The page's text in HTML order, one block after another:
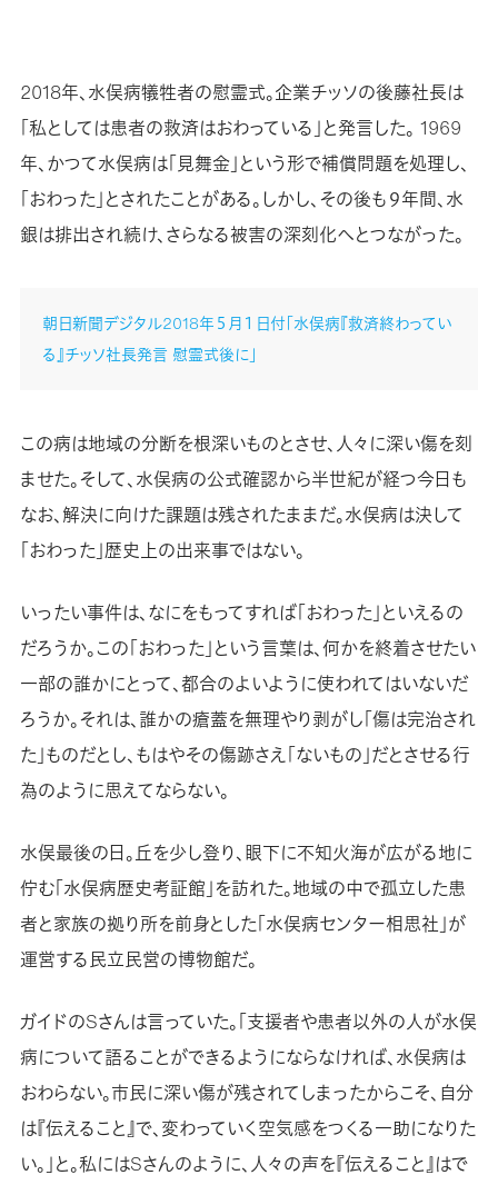
2018年、水俣病犠牲者の慰霊式。企業チッソの後藤社長は
「私としては患者の救済はおわっている」と発言した。 1969
年、かつて水俣病は「見舞金」という形で補償問題を処理し、
「おわった」とされたことがある。しかし、その後も９年間、水
銀は排出され続け、さらなる被害の深刻化へとつながった。
朝日新聞デジタル2018年５月１日付「水俣病『救済終わってい
る』チッソ社長発言 慰霊式後に」
この病は地域の分断を根深いものとさせ、人々に深い傷を刻
ませた。そして、水俣病の公式確認から半世紀が経つ今日も
なお、解決に向けた課題は残されたままだ。水俣病は決して
「おわった」歴史上の出来事ではない。
いったい事件は、なにをもってすれば「おわった」といえるの
だろうか。この「おわった」という言葉は、何かを終着させたい
一部の誰かにとって、都合のよいように使われてはいないだ
ろうか。それは、誰かの瘡蓋を無理やり剥がし「傷は完治され
た」ものだとし、もはやその傷跡さえ「ないもの」だとさせる行
為のように思えてならない。
水俣最後の日。丘を少し登り、眼下に不知火海が広がる地に
佇む「水俣病歴史考証館」を訪れた。地域の中で孤立した患
者と家族の拠り所を前身とした「水俣病センター相思社」が
運営する民立民営の博物館だ。
ガイドのSさんは言っていた。「支援者や患者以外の人が水俣
病について語ることができるようにならなければ、水俣病は
おわらない。市民に深い傷が残されてしまったからこそ、自分
は『伝えること』で、変わっていく空気感をつくる一助になりた
い。」と。私にはSさんのように、人々の声を『伝えること』はで